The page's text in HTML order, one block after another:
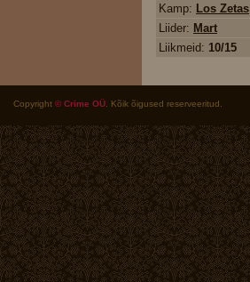
Kamp: Los Zetas
Liider: Mart
Liikmeid: 10/15
Copyright © Crime OÜ . Kõik õigused reserveeritud.